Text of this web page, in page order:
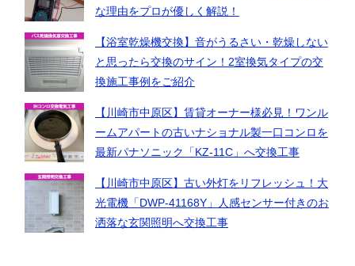
な理由をプロが優しく解説！
【浴室乾燥機交換】音がうるさい・乾燥しない
と思ったら交換のサイン！2室換気タイプの交
換施工事例をご紹介
【川崎市中原区】賃貸オーナー様必見！ワンル
ームアパートの古いナショナル製一口コンロを
最新パナソニック「KZ-11C」へ交換工事
【川崎市中原区】古い外灯をリフレッシュ！大
光電機「DWP-41168Y」人感センサー付きのお
洒落な玄関照明へ交換工事